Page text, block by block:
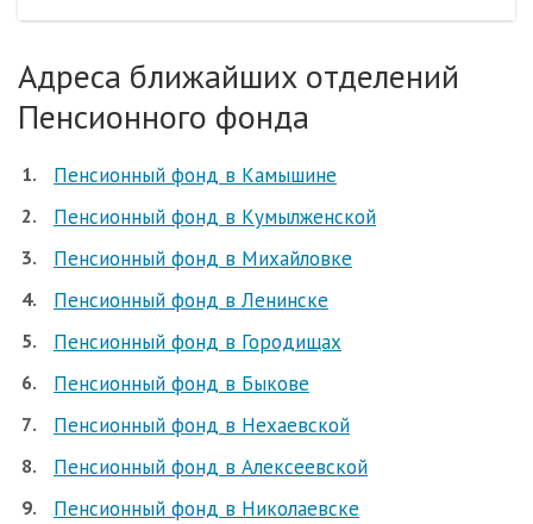
Адреса ближайших отделений
Пенсионного фонда
Пенсионный фонд в Камышине
Пенсионный фонд в Кумылженской
Пенсионный фонд в Михайловке
Пенсионный фонд в Ленинске
Пенсионный фонд в Городищах
Пенсионный фонд в Быкове
Пенсионный фонд в Нехаевской
Пенсионный фонд в Алексеевской
Пенсионный фонд в Николаевске